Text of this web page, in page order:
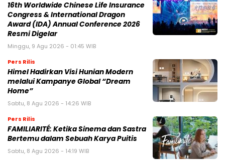
16th Worldwide Chinese Life Insurance
Congress & International Dragon
Award (IDA) Annual Conference 2026
Resmi Digelar
Minggu, 9 Agu 2026 - 01:45 WIB
Pers Rilis
Himel Hadirkan Visi Hunian Modern
melalui Kampanye Global “Dream
Home”
Sabtu, 8 Agu 2026 - 14:26 WIB
Pers Rilis
FAMILIARITÉ: Ketika Sinema dan Sastra
Bertemu dalam Sebuah Karya Puitis
Sabtu, 8 Agu 2026 - 14:19 WIB